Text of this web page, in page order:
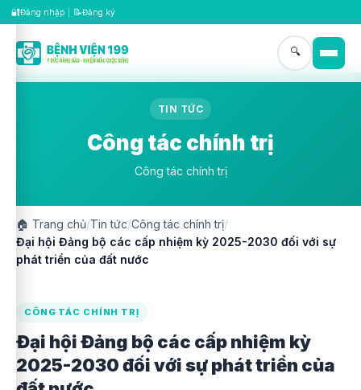
🔐Đăng nhập 📝Đăng ký
🔍
TIN TỨC
Công tác chính trị
Công tác chính trị
🏠 Trang chủ/Tin tức/Công tác chính trị/
Đại hội Đảng bộ các cấp nhiệm kỳ 2025-2030 đối với sự
phát triển của đất nước
CÔNG TÁC CHÍNH TRỊ
Đại hội Đảng bộ các cấp nhiệm kỳ
2025-2030 đối với sự phát triển của